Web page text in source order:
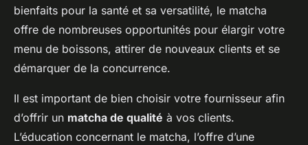
bienfaits pour la santé et sa versatilité, le matcha
offre de nombreuses opportunités pour élargir votre
menu de boissons, attirer de nouveaux clients et se
démarquer de la concurrence.
Il est important de bien choisir votre fournisseur afin
d’offrir un matcha de qualité à vos clients.
L’éducation concernant le matcha, l’offre d’une